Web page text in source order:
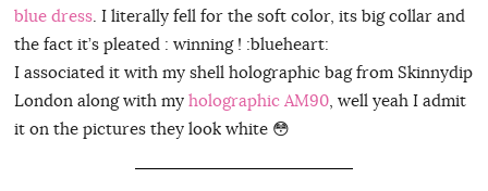
blue dress. I literally fell for the soft color, its big collar and
the fact it’s pleated : winning ! :blueheart:
I associated it with my shell holographic bag from Skinnydip
London along with my holographic AM90, well yeah I admit
it on the pictures they look white 😳